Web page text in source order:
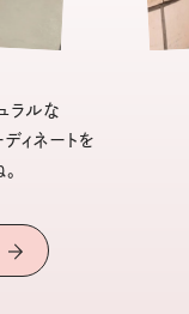
ラルな
ィネートを